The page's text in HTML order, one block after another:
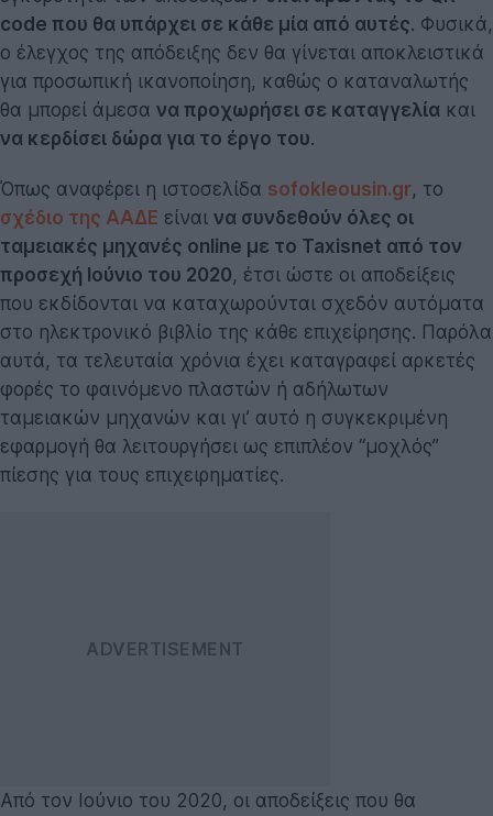
code που θα υπάρχει σε κάθε μία από αυτές. Φυσικά,
ο έλεγχος της απόδειξης δεν θα γίνεται αποκλειστικά
για προσωπική ικανοποίηση, καθώς ο καταναλωτής
θα μπορεί άμεσα να προχωρήσει σε καταγγελία και
να κερδίσει δώρα για το έργο του.
Όπως αναφέρει η ιστοσελίδα sofokleousin.gr, το
σχέδιο της ΑΑΔΕ είναι να συνδεθούν όλες οι
ταμειακές μηχανές online με το Taxisnet από τον
προσεχή Ιούνιο του 2020, έτσι ώστε οι αποδείξεις
που εκδίδονται να καταχωρούνται σχεδόν αυτόματα
στο ηλεκτρονικό βιβλίο της κάθε επιχείρησης. Παρόλα
αυτά, τα τελευταία χρόνια έχει καταγραφεί αρκετές
φορές το φαινόμενο πλαστών ή αδήλωτων
ταμειακών μηχανών και γι’ αυτό η συγκεκριμένη
εφαρμογή θα λειτουργήσει ως επιπλέον “μοχλός”
πίεσης για τους επιχειρηματίες.
Από τον Ιούνιο του 2020, οι αποδείξεις που θα